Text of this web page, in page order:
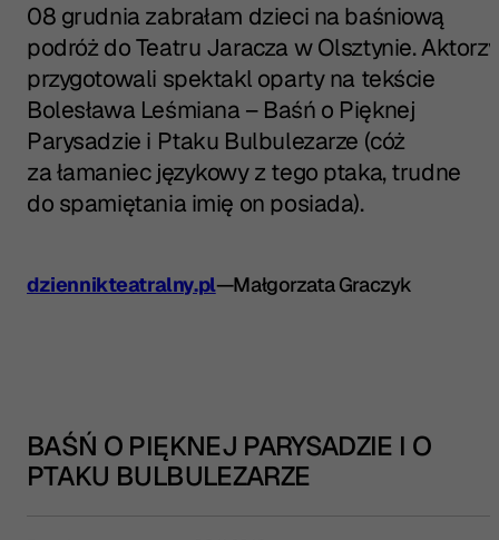
08 grudnia zabrałam dzieci na baśniową
podróż do Teatru Jaracza w Olsztynie. Aktorzy
przygotowali spektakl oparty na tekście
Bolesława Leśmiana – Baśń o Pięknej
Parysadzie i Ptaku Bulbulezarze (cóż
za łamaniec językowy z tego ptaka, trudne
do spamiętania imię on posiada).
dziennikteatralny.pl—Małgorzata Graczyk
BAŚŃ O PIĘKNEJ PARYSADZIE I O
PTAKU BULBULEZARZE